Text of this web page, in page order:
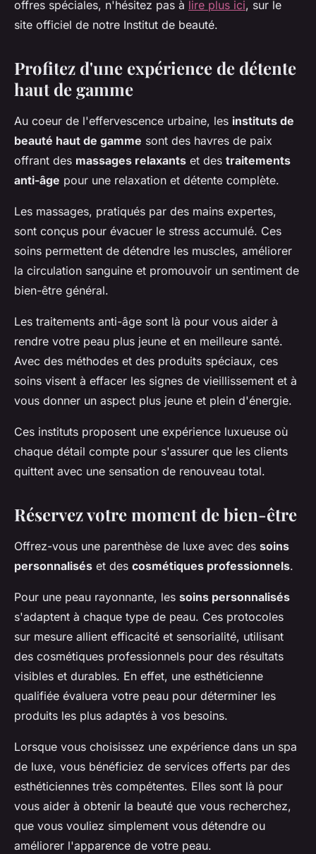
offres spéciales, n'hésitez pas à lire plus ici, sur le
site officiel de notre Institut de beauté.
Profitez d'une expérience de détente
haut de gamme
Au coeur de l'effervescence urbaine, les instituts de
beauté haut de gamme sont des havres de paix
offrant des massages relaxants et des traitements
anti-âge pour une relaxation et détente complète.
Les massages, pratiqués par des mains expertes,
sont conçus pour évacuer le stress accumulé. Ces
soins permettent de détendre les muscles, améliorer
la circulation sanguine et promouvoir un sentiment de
bien-être général.
Les traitements anti-âge sont là pour vous aider à
rendre votre peau plus jeune et en meilleure santé.
Avec des méthodes et des produits spéciaux, ces
soins visent à effacer les signes de vieillissement et à
vous donner un aspect plus jeune et plein d'énergie.
Ces instituts proposent une expérience luxueuse où
chaque détail compte pour s'assurer que les clients
quittent avec une sensation de renouveau total.
Réservez votre moment de bien-être
Offrez-vous une parenthèse de luxe avec des soins
personnalisés et des cosmétiques professionnels.
Pour une peau rayonnante, les soins personnalisés
s'adaptent à chaque type de peau. Ces protocoles
sur mesure allient efficacité et sensorialité, utilisant
des cosmétiques professionnels pour des résultats
visibles et durables. En effet, une esthéticienne
qualifiée évaluera votre peau pour déterminer les
produits les plus adaptés à vos besoins.
Lorsque vous choisissez une expérience dans un spa
de luxe, vous bénéficiez de services offerts par des
esthéticiennes très compétentes. Elles sont là pour
vous aider à obtenir la beauté que vous recherchez,
que vous vouliez simplement vous détendre ou
améliorer l'apparence de votre peau.